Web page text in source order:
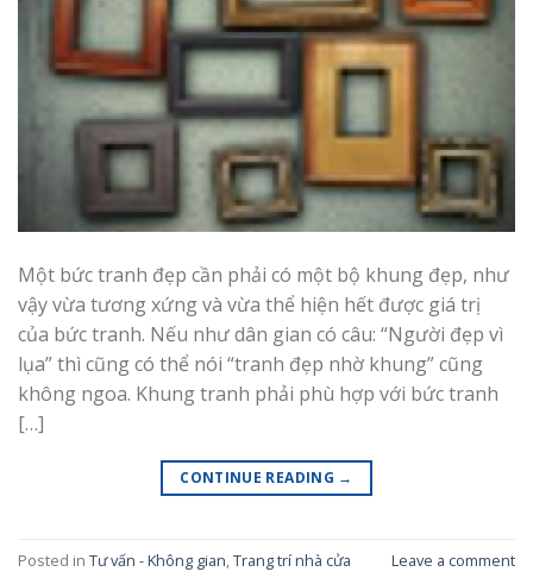
Một bức tranh đẹp cần phải có một bộ khung đẹp, như
vậy vừa tương xứng và vừa thể hiện hết được giá trị
của bức tranh. Nếu như dân gian có câu: “Người đẹp vì
lụa” thì cũng có thể nói “tranh đẹp nhờ khung” cũng
không ngoa. Khung tranh phải phù hợp với bức tranh
[…]
CONTINUE READING →
Posted in Tư vấn - Không gian,Trang trí nhà cửa Leave a comment